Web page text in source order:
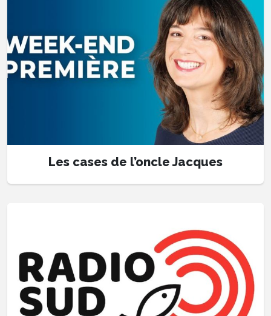
Les cases de l’oncle Jacques